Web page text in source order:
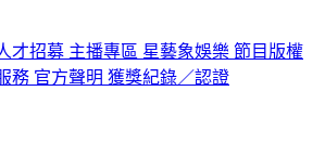
才招募 主播專區 星藝象娛樂 節目版權
務 官方聲明 獲獎紀錄／認證